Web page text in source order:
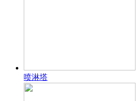
喷淋塔